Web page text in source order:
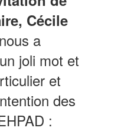
Cécile
a
joli mot et
et
des
: